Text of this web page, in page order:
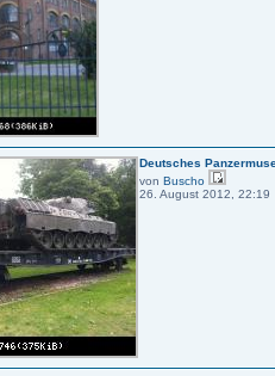
Deutsches
von Buscho
26. August 2012, 22:19